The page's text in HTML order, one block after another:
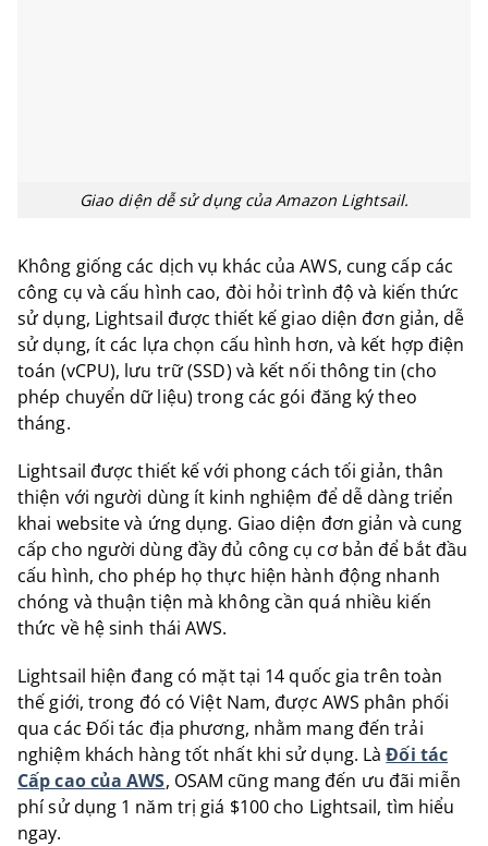
Giao diện dễ sử dụng của Amazon Lightsail.
Không giống các dịch vụ khác của AWS, cung cấp các
công cụ và cấu hình cao, đòi hỏi trình độ và kiến thức
sử dụng, Lightsail được thiết kế giao diện đơn giản, dễ
sử dụng, ít các lựa chọn cấu hình hơn, và kết hợp điện
toán (vCPU), lưu trữ (SSD) và kết nối thông tin (cho
phép chuyển dữ liệu) trong các gói đăng ký theo
tháng.
Lightsail được thiết kế với phong cách tối giản, thân
thiện với người dùng ít kinh nghiệm để dễ dàng triển
khai website và ứng dụng. Giao diện đơn giản và cung
cấp cho người dùng đầy đủ công cụ cơ bản để bắt đầu
cấu hình, cho phép họ thực hiện hành động nhanh
chóng và thuận tiện mà không cần quá nhiều kiến
thức về hệ sinh thái AWS.
Lightsail hiện đang có mặt tại 14 quốc gia trên toàn
thế giới, trong đó có Việt Nam, được AWS phân phối
qua các Đối tác địa phương, nhằm mang đến trải
nghiệm khách hàng tốt nhất khi sử dụng. LàĐối tác
Cấp cao của AWS, OSAM cũng mang đến ưu đãi miễn
phí sử dụng 1 năm trị giá $100 cho Lightsail, tìm hiểu
ngay.